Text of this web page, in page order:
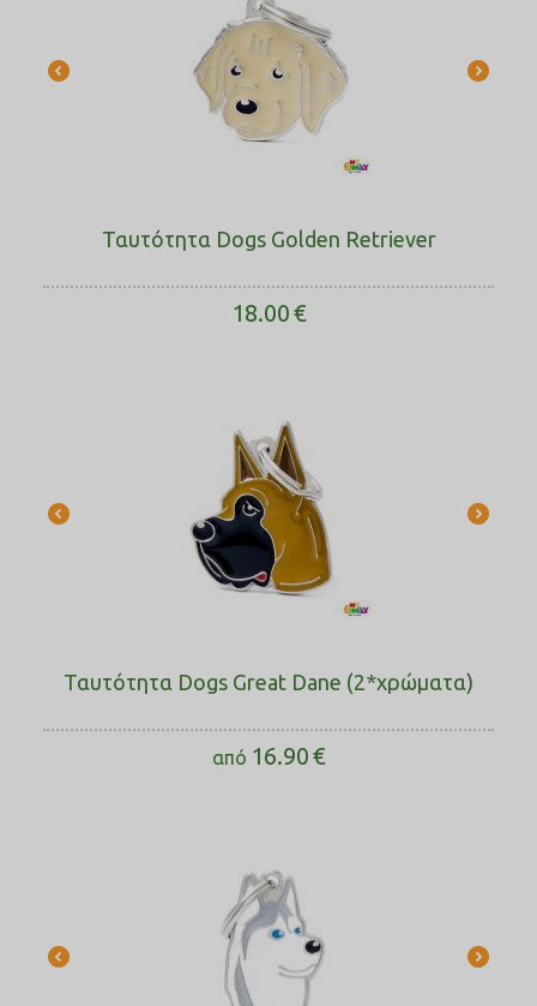
Ταυτότητα Dogs Golden Retriever
18.00€
Ταυτότητα Dogs Great Dane (2*χρώματα)
από 16.90€